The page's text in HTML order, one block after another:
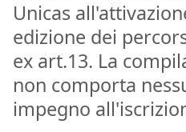
Unicas
edizione dei
ex art.13. La
non comporta
impegno